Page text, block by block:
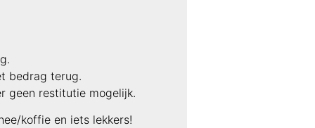
bedrag terug.
geen restitutie mogelijk.
koffie en iets lekkers!